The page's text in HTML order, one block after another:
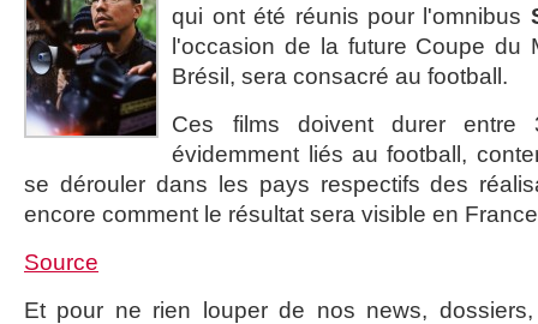
qui ont été réunis pour l'omnibus
l'occasion de la future Coupe du
Brésil, sera consacré au football.
Ces films doivent durer
évidemment liés au football,
se dérouler dans les pays respectifs des
encore comment le résultat sera visible en
Source
Et pour ne rien louper de nos news,